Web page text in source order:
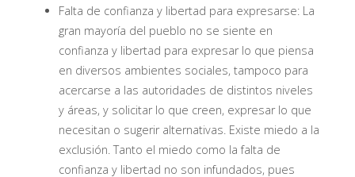
Falta de confianza y libertad para expresarse: La
gran mayoría del pueblo no se siente en
confianza y libertad para expresar lo que piensa
en diversos ambientes sociales, tampoco para
acercarse a las autoridades de distintos niveles
y áreas, y solicitar lo que creen, expresar lo que
necesitan o sugerir alternativas. Existe miedo a la
exclusión. Tanto el miedo como la falta de
confianza y libertad no son infundados, pues